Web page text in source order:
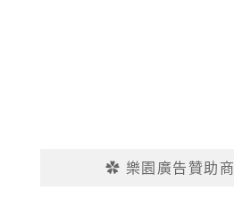
✿ 樂園廣告贊助商